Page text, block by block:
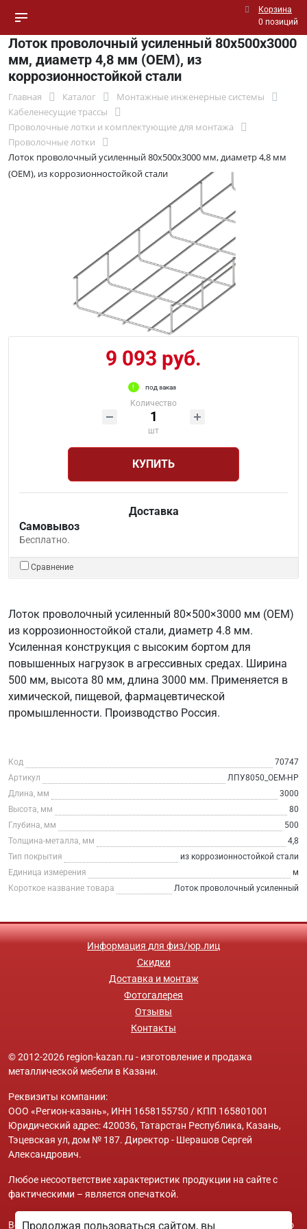
Корзина
0 позиций
Лоток проволочный усиленный 80х500х3000
мм, диаметр 4,8 мм (ОЕМ), из
коррозионностойкой стали
Главная Каталог
Монтажные инженерные системы
Кабеленесущие трассы
Проволочные лотки и комплектующие для монтажа
Проволочные лотки
Лоток проволочный усиленный 80х500х3000 мм, диаметр 4,8 мм
(ОЕМ), из коррозионностойкой стали
9 093 руб.
под заказ
Количество
шт
КУПИТЬ
Доставка
Самовывоз
Бесплатно.
Сравнение
Лоток проволочный усиленный 80×500×3000 мм (ОЕМ)
из коррозионностойкой стали, диаметр 4.8 мм.
Усиленная конструкция с высоким бортом для
повышенных нагрузок в агрессивных средах. Ширина
500 мм, высота 80 мм, длина 3000 мм. Применяется в
химической, пищевой, фармацевтической
промышленности. Производство Россия.
Код
70747
Артикул
ЛПУ8050_ОЕМ-НР
Длина, мм
3000
Высота, мм
80
Глубина, мм
500
Толщина-металла, мм
4,8
Тип покрытия
из коррозионностойкой стали
Единица измерения
м
Короткое название товара
Лоток проволочный усиленный
Информация для физ/юр.лиц
Скидки
Доставка и монтаж
Фотогалерея
Отзывы
Контакты
© 2012-2026 region-kazan.ru - изготовление и продажа
металлической мебели в Казани.
Реквизиты компании:
ООО «Регион-казань», ИНН 1658155750 / КПП 165801001
Юридический адрес: 420036, Татарстан Республика, Казань,
Тэцевская ул, дом № 187. Директор - Шерашов Сергей
Александрович.
Любое несоответствие характеристик продукции на сайте с
фактическими – является опечаткой.
Вся информация на сайте region-kazan.ru носит исключительно
Продолжая пользоваться сайтом, вы